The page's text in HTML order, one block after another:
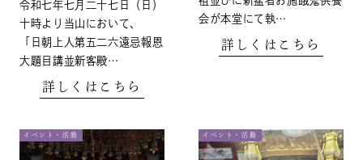
令和七年七月二十七日（日）
十時より当山において、
「日朝上人第五二六遠忌報恩
大題目講並新客殿…
詳しくはこちら
会が本堂にて執…
詳しくはこちら
イベント・活動 イベント・活動